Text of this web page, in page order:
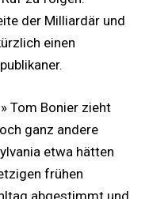
der Milliardär und
einen
Tom Bonier zieht
ganz andere
etwa hätten
frühen